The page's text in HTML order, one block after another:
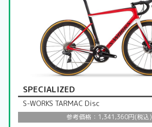
SPECIALIZED
S-WORKS TARMAC Disc
参考価格：1,341,360円(税込)